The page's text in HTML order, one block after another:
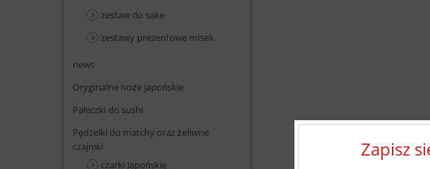
zestaw do sake
zestawy prezentowe misek
news
Oryginalne noże japońskie
Pałeczki do sushi
Pędzelki do matchy oraz żeliwne
czajniki
czarki Japońskie
Zapisz